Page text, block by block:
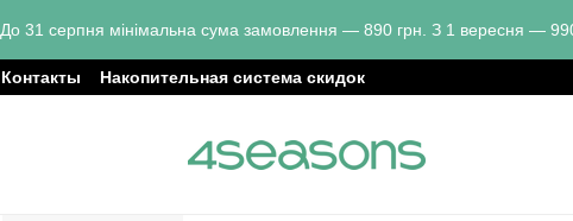
До 31 серпня мінімальна сума замовлення — 890 грн. З 1 вересня —
Контакты Накопительная система скидок